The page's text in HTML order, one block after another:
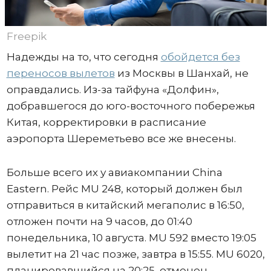
Freepik
Надежды на то, что сегодня обойдется без
переносов вылетов из Москвы в Шанхай, не
оправдались. Из-за тайфуна «Долфин»,
добравшегося до юго-восточного побережья
Китая, корректировки в расписание
аэропорта Шереметьево все же внесены.
Больше всего их у авиакомпании China
Eastern. Рейс MU 248, который должен был
отправиться в китайский мегаполис в 16:50,
отложен почти на 9 часов, до 01:40
понедельника, 10 августа. MU 592 вместо 19:05
вылетит на 21 час позже, завтра в 15:55. MU 6020,